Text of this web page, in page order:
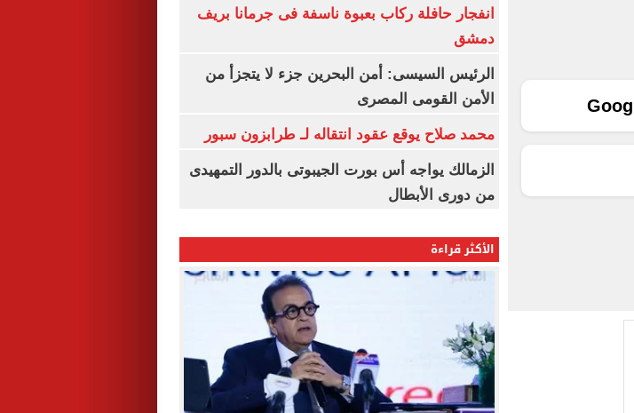
انفجار حافلة ركاب بعبوة ناسفة فى جرمانا بريف
دمشق
الرئيس السيسى: أمن البحرين جزء لا يتجزأ من
الأمن القومى المصرى
محمد صلاح يوقع عقود انتقاله لـ طرابزون سبور
الزمالك يواجه أس بورت الجيبوتى بالدور التمهيدى
من دورى الأبطال
الأكثر قراءة